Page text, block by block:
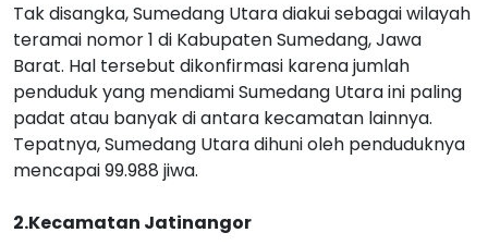
Tak disangka, Sumedang Utara diakui sebagai wilayah
teramai nomor 1 di Kabupaten Sumedang, Jawa
Barat. Hal tersebut dikonfirmasi karena jumlah
penduduk yang mendiami Sumedang Utara ini paling
padat atau banyak di antara kecamatan lainnya.
Tepatnya, Sumedang Utara dihuni oleh penduduknya
mencapai 99.988 jiwa.
2.Kecamatan Jatinangor